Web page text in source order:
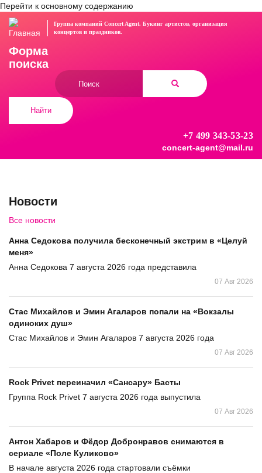
Перейти к основному содержанию
Группа компаний Concert Agent. Букинг артистов, организация
концертови праздников.
Форма
поиска
Найти
+7 499 343-53-23
concert-agent@mail.ru
Новости
Все новости
Анна Седокова получила бесконечный экстрим в «Целуй
меня»
Анна Седокова 7 августа 2026 года представила
07 Авг 2026
Стас Михайлов и Эмин Агаларов попали на «Вокзалы
одиноких душ»
Стас Михайлов и Эмин Агаларов 7 августа 2026 года
07 Авг 2026
Rock Privet переиначил «Сансару» Басты
Группа Rock Privet 7 августа 2026 года выпустила
07 Авг 2026
Антон Хабаров и Фёдор Добронравов снимаются в
сериале «Поле Куликово»
В начале августа 2026 года стартовали съёмки